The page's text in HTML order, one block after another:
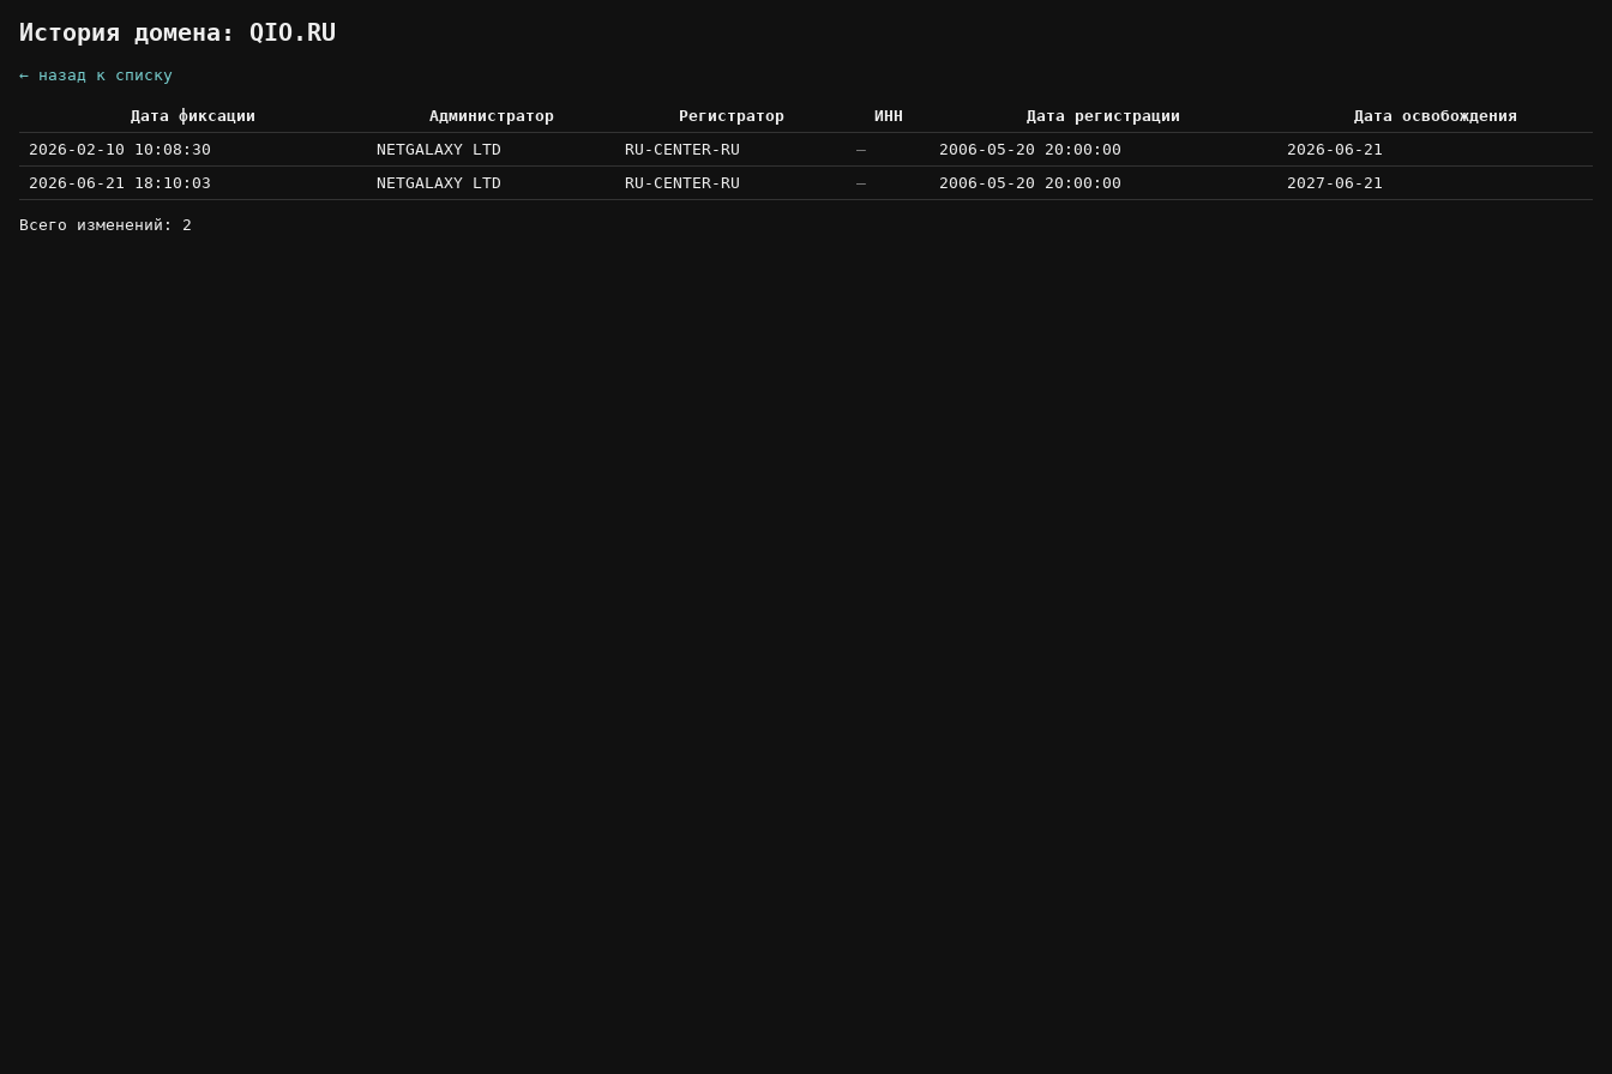
История домена: QIO.RU
← назад к списку
Дата фиксации Администратор Регистратор ИНН Дата регистрации
Дата освобождения
2026-02-10 10:08:30
NETGALAXY LTD RU-CENTER-RU — 2006-05-20 20:00:00
2026-06-21
2026-06-21 18:10:03
NETGALAXY LTD RU-CENTER-RU — 2006-05-20 20:00:00 2027-06-21
Всего изменений: 2